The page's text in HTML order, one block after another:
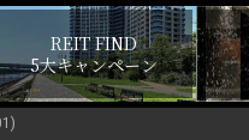
REIT FIND
5大キャンペーン